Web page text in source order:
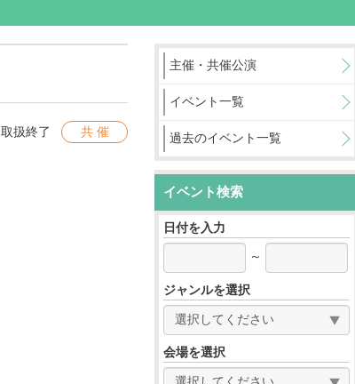
取扱終了 共 催
主催・共催公演
イベント一覧
過去のイベント一覧
イベント検索
日付を入力
～
ジャンルを選択
会場を選択